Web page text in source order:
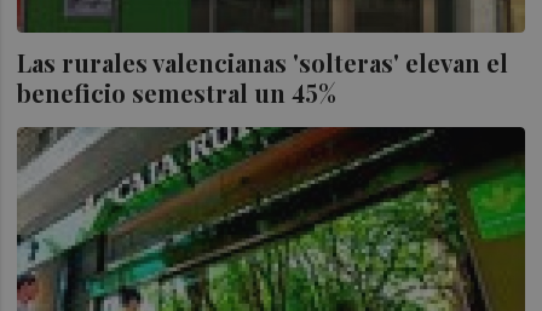
Las rurales valencianas 'solteras' elevan el
beneficio semestral un 45%